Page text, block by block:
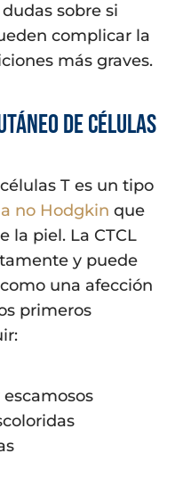
sobre si
complicar la
más graves.
de células
T es un tipo
no Hodgkin que
la piel. La CTCL
y puede
una afección
primeros